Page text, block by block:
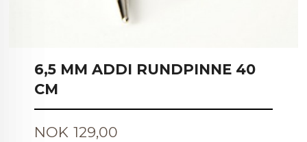
6,5 MM ADDI RUNDPINNE 40
CM
Pris
NOK 129,00